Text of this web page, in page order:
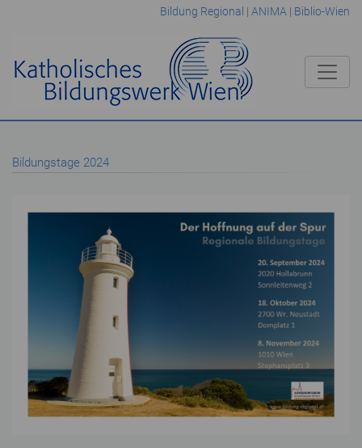
Bildung Regional | ANIMA | Biblio-Wien
Bildungstage 2024